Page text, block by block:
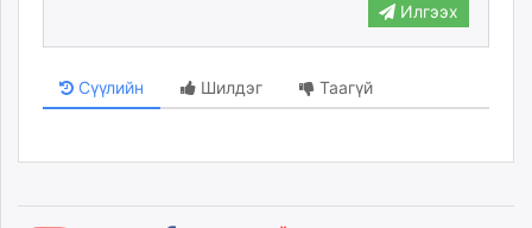
Илгээх
Сүүлийн Шилдэг Таагүй